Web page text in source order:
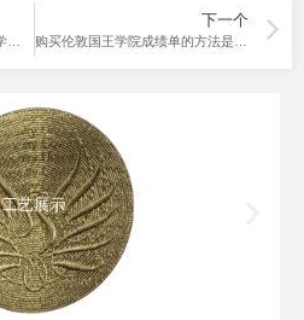
2024年留学问题：定制澳洲大学毕业证。
下一个
购买伦敦国王学院成绩单的方法是什么，个人身体原因读不下去了。
工艺展示